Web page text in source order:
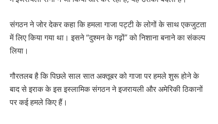
संगठन ने जोर देकर कहा कि हमला गाजा पट्टी के लोगों के साथ एकजुटता
में लिए किया गया था। इसने “दुश्मन के गढ़ों” को निशाना बनाने का संकल्प
लिया।
गौरतलब है कि पिछले साल सात अक्तूबर को गाजा पर हमले शुरू होने के
बाद से इराक के इस इस्लामिक संगठन ने इजरायली और अमेरिकी ठिकानों
पर कई हमले किए हैं।